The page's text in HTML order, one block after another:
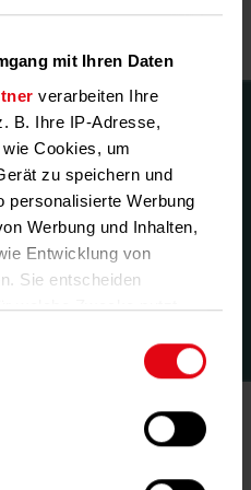
mit Ihren Daten
verarbeiten Ihre
B. Ihre IP-Adresse,
Cookies, um
zu speichern und
personalisierte Werbung
Werbung und Inhalten,
Entwicklung von
Sie entscheiden
welche Zwecke nutzt.
Klicken auf das
oder widerrufen
wir auch gerne:
persönliches
zu Ihrem Preis – individuell
berechnen
Kosten.